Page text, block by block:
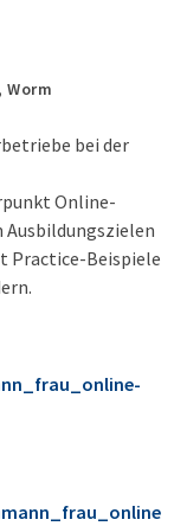
bei der
Online-
Ausbildungszielen
Practice-Beispiele